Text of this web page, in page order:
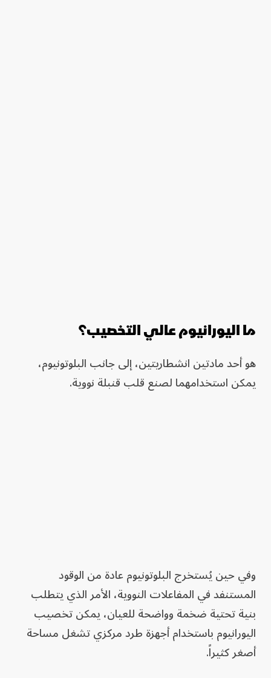
ما اليورانيوم عالي التخصيب؟
هو أحد مادتين انشطاريتين، إلى جانب البلوتونيوم،
يمكن استخدامهما لصنع قلب قنبلة نووية.
وفي حين يُستخرج البلوتونيوم عادة من الوقود
المستنفد في المفاعلات النووية، الأمر الذي يتطلب
بنية تحتية ضخمة وواضحة للعيان، يمكن تخصيب
اليورانيوم باستخدام أجهزة طرد مركزي تشغل مساحة
أصغر كثيراً.